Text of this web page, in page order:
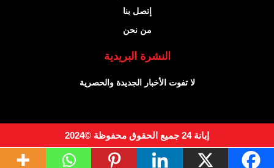
إتصل بنا
من نحن
النشرة البريدية
لا تفوت الأخبار الجديدة والحصرية
إبانة 24 جميع الحقوق محفوظة ©2024